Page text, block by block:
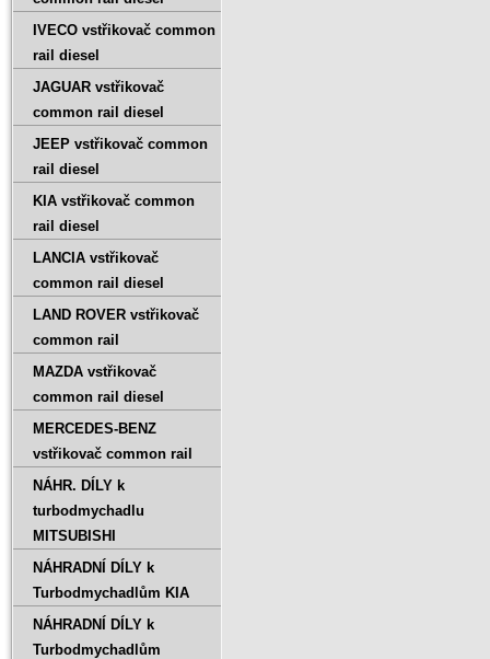
IVECO vstřikovač common
rail diesel
JAGUAR vstřikovač
common rail diesel
JEEP vstřikovač common
rail diesel
KIA vstřikovač common
rail diesel
LANCIA vstřikovač
common rail diesel
LAND ROVER vstřikovač
common rail
MAZDA vstřikovač
common rail diesel
MERCEDES-BENZ
vstřikovač common rail
NÁHR. DÍLY k
turbodmychadlu
MITSUBISHI
NÁHRADNÍ DÍLY k
Turbodmychadlům KIA
NÁHRADNÍ DÍLY k
Turbodmychadlům